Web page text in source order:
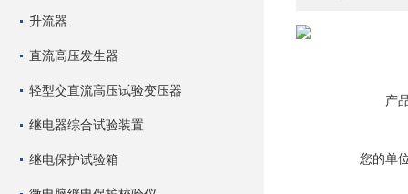
升流器
直流高压发生器
轻型交直流高压试验变压器
继电器综合试验装置
继电保护试验箱
产
您的单